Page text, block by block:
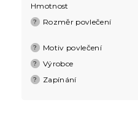
Hmotnost
? Rozměr povlečení
? Motiv povlečení
? Výrobce
? Zapínání